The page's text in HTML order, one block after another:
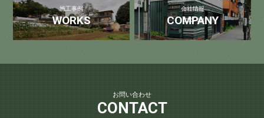
施工事例
WORKS
会社情報
COMPANY
お問い合わせ
CONTACT